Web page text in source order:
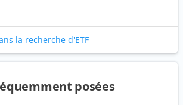
la recherche d'ETF
posées